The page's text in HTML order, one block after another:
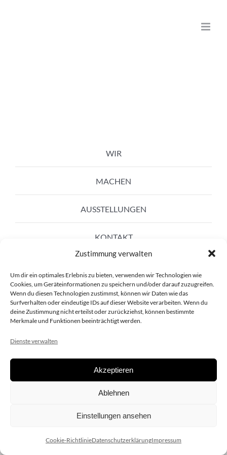
Zustimmung verwalten
Um dir ein optimales Erlebnis zu bieten, verwenden wir Technologien wie
Cookies, um Geräteinformationen zu speichern und/oder darauf zuzugreifen.
Wenn du diesen Technologien zustimmst, können wir Daten wie das
Surfverhalten oder eindeutige IDs auf dieser Website verarbeiten. Wenn du
deine Zustimmung nicht erteilst oder zurückziehst, können bestimmte
Merkmale und Funktionen beeinträchtigt werden.
Dienste verwalten
Akzeptieren
Ablehnen
Einstellungen ansehen
Cookie-RichtlinieDatenschutzerklärungImpressum
WIR
MACHEN
AUSSTELLUNGEN
KONTAKT
Copyright 2020 dieSCHAUsteller.at |Datenschützerklärung|
| Design:www.ARGEntur.at